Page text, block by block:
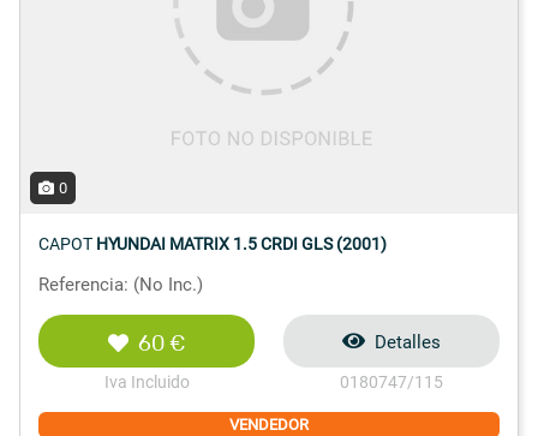
0
CAPOT HYUNDAI MATRIX 1.5 CRDI GLS (2001)
Referencia: (No Inc.)
60 €
Iva Incluido
Detalles
0180747/115
VENDEDOR